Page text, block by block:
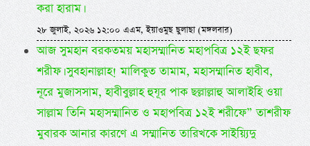
করা হারাম।
২৮ জুলাই, ২০২৬ ১২:০০ এএম, ইয়াওমুছ ছুলাছা (মঙ্গলবার)
আজ সুমহান বরকতময় মহাসম্মানিত মহাপবিত্র ১২ই ছফর
শরীফ। সুবহানাল্লাহ! মালিকুত তামাম, মহাসম্মানিত হাবীব,
নূরে মুজাসসাম, হাবীবুল্লাহ হুযূর পাক ছল্লাল্লাহু আলাইহি ওয়া
সাল্লাম তিনি মহাসম্মানিত ও মহাপবিত্র ১২ই শরীফে” তাশরীফ
মুবারক আনার কারণে এ সম্মানিত তারিখকে সাইয়্যিদু